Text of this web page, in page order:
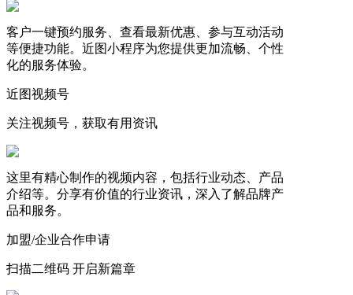
客户一键预约服务、查看最新优惠、参与互动活动
等便捷功能。近图小程序为您提供更加流畅、个性
化的服务体验。
近图视频号
关注视频号，获取有用资讯
这里有精心制作的视频内容，包括行业动态、产品
介绍等。分享有价值的行业资讯，深入了解品牌产
品和服务。
加盟/企业合作申请
扫描二维码 开启新篇章